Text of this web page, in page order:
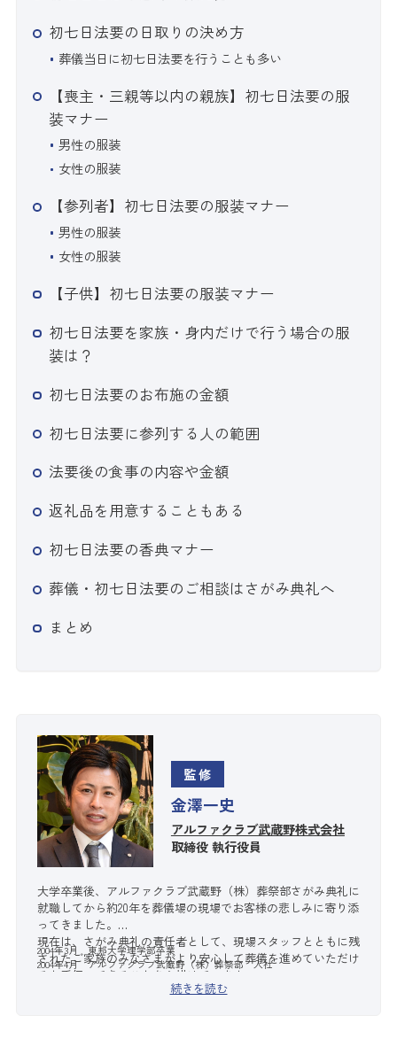
初七日法要の日取りの決め方
葬儀当日に初七日法要を行うことも多い
【喪主・三親等以内の親族】初七日法要の服
装マナー
男性の服装
女性の服装
【参列者】初七日法要の服装マナー
男性の服装
女性の服装
【子供】初七日法要の服装マナー
初七日法要を家族・身内だけで行う場合の服
装は？
初七日法要のお布施の金額
初七日法要に参列する人の範囲
法要後の食事の内容や金額
返礼品を用意することもある
初七日法要の香典マナー
葬儀・初七日法要のご相談はさがみ典礼へ
まとめ
監修
金澤一史
アルファクラブ武蔵野株式会社
取締役 執行役員
大学卒業後、アルファクラブ武蔵野（株）葬祭部さがみ典礼に
就職してから約20年を葬儀場の現場でお客様の悲しみに寄り添
ってきました。
現在は、さがみ典礼の責任者として、現場スタッフとともに残
されたご家族のみなさまがより安心して葬儀を進めていただけ
るお手伝いできることを心掛けています。
2004年3月 東邦大学理学部卒業
2004年4月 アルファクラブ武蔵野（株）葬祭部 入社
続きを読む